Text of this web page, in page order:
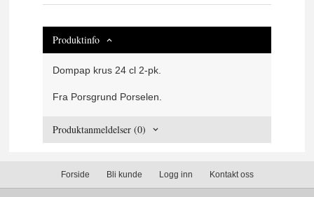
Produktinfo
Dompap krus 24 cl 2-pk.
Fra Porsgrund Porselen.
Produktanmeldelser (0)
Forside Bli kunde Logg inn Kontakt oss